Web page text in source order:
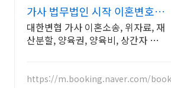
가사 법무법인 시작 이혼변호사
24시간 비밀상담
대한변협 가사 이혼소송, 위자료, 재
산분할, 양육권, 양육비, 상간자 당신
https://m.booking.naver.com/